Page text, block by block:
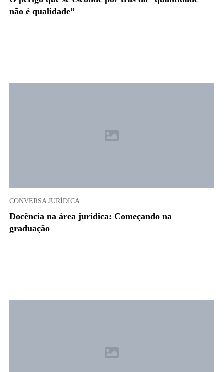
não é qualidade”
CONVERSA JURÍDICA
Docência na área jurídica: Começando na
graduação